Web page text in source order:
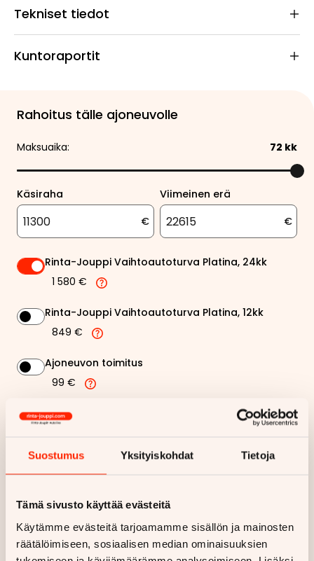
Suostumus Yksityiskohdat Tietoja
Tämä sivusto käyttää evästeitä
Käytämme evästeitä tarjoamamme sisällön ja mainosten
räätälöimiseen, sosiaalisen median ominaisuuksien
Tekniset tiedot
Kuntoraportit
Rahoitus tälle ajoneuvolle
Maksuaika: 72 kk
Käsiraha
€
Viimeinen erä
€
Rinta-Jouppi Vaihtoautoturva Platina, 24kk
1 580 €
Rinta-Jouppi Vaihtoautoturva Platina, 12kk
849 €
Ajoneuvon toimitus
99 €
Rinta-Jouppi sijaisautopalvelu
Näytähintaerittely
Haluan myös tarjouksen vakuutuksesta